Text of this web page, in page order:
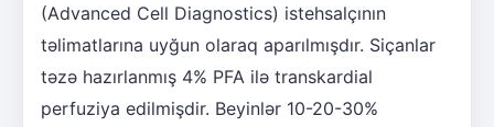
(Advanced Cell Diagnostics) istehsalçının
təlimatlarına uyğun olaraq aparılmışdır. Siçanlar
təzə hazırlanmış 4% PFA ilə transkardial
perfuziya edilmişdir. Beyinlər 10-20-30%